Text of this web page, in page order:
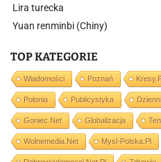
Lira turecka
Yuan renminbi (Chiny)
TOP KATEGORIE
Wiadomości Poznań
Polonia Publicystyka
Goniec.net Globalizacja
Wolnemedia.net Mysl-Polska.pl